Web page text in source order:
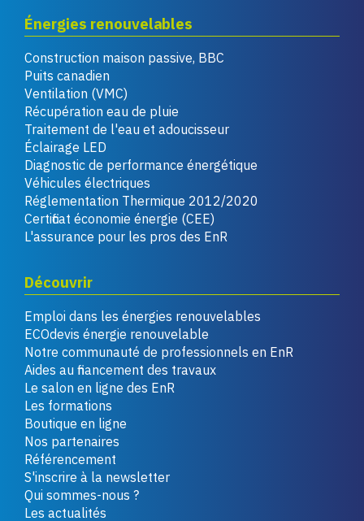
Énergies renouvelables
Construction maison passive, BBC
Puits canadien
Ventilation (VMC)
Récupération eau de pluie
Traitement de l'eau et adoucisseur
Éclairage LED
Diagnostic de performance énergétique
Véhicules électriques
Réglementation Thermique 2012/2020
Certificat économie énergie (CEE)
L'assurance pour les pros des EnR
Découvrir
Emploi dans les énergies renouvelables
ECOdevis énergie renouvelable
Notre communauté de professionnels en EnR
Aides au financement des travaux
Le salon en ligne des EnR
Les formations
Boutique en ligne
Nos partenaires
Référencement
S'inscrire à la newsletter
Qui sommes-nous ?
Les actualités